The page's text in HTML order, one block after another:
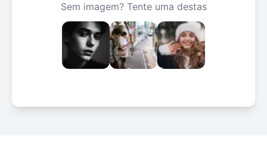
Sem imagem? Tente uma destas